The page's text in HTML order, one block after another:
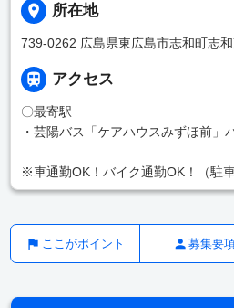
所在地
739-0262 広島県東広島市志和町志
アクセス
〇最寄駅
・芸陽バス「ケアハウスみずほ前」
※車通勤OK！バイク通勤OK！（駐車
ここがポイント 募集要項